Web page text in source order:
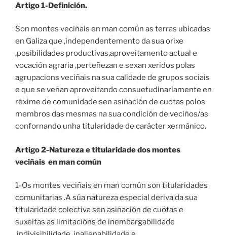
Artigo 1-Definición.
Son montes veciñais en man común as terras ubicadas
en Galiza que ,independentemento da sua orixe
,posibilidades productivas,aproveitamento actual e
vocación agraria ,perteñezan e sexan xeridos polas
agrupacions veciñais na sua calidade de grupos sociais
e que se veñan aproveitando consuetudinariamente en
réxime de comunidade sen asiñación de cuotas polos
membros das mesmas na sua condición de veciños/as
confornando unha titularidade de carácter xermánico.
Artigo 2-Natureza e titularidade dos montes
veciñais en man común
1-Os montes veciñais en man común son titularidades
comunitarias .A súa natureza especial deriva da sua
titularidade colectiva sen asiñación de cuotas e
suxeitas as limitacións de inembargabilidade